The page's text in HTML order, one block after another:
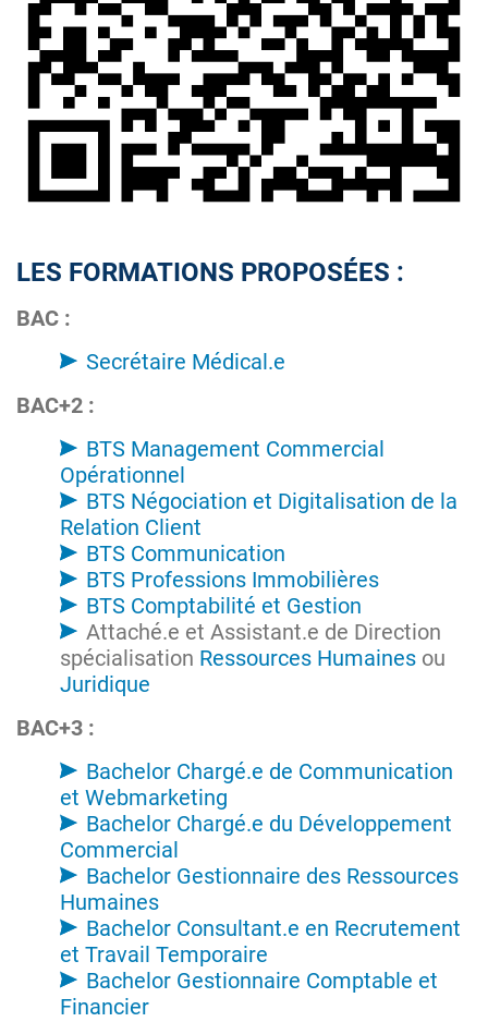
LES FORMATIONS PROPOSÉES :
BAC :
Secrétaire Médical.e
BAC+2 :
BTS Management Commercial
Opérationnel
BTS Négociation et Digitalisation de la
Relation Client
BTS Communication
BTS Professions Immobilières
BTS Comptabilité et Gestion
Attaché.e et Assistant.e de Direction
spécialisation Ressources Humaines ou
Juridique
BAC+3 :
Bachelor Chargé.e de Communication
et Webmarketing
Bachelor Chargé.e du Développement
Commercial
Bachelor Gestionnaire des Ressources
Humaines
Bachelor Consultant.e en Recrutement
et Travail Temporaire
Bachelor Gestionnaire Comptable et
Financier